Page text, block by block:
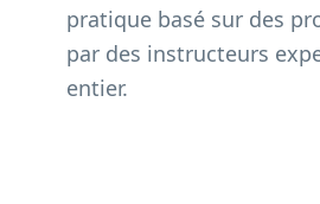
pratique basé sur des
par des instructeurs
entier.